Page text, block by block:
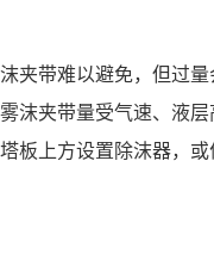
夹带难以避免，但过
沫夹带量受气速、液
板上方设置除沫器，